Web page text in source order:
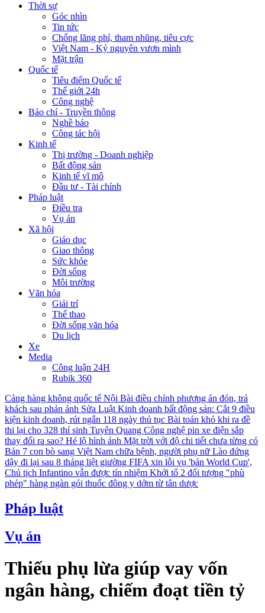
Thời sự
Góc nhìn
Tin tức
Chống lãng phí, tham nhũng, tiêu cực
Việt Nam - Kỷ nguyên vươn mình
Mặt trận
Quốc tế
Tiêu điểm Quốc tế
Thế giới 24h
Công nghệ
Báo chí - Truyền thông
Nghề báo
Công tác hội
Kinh tế
Thị trường - Doanh nghiệp
Bất động sản
Kinh tế vĩ mô
Đầu tư - Tài chính
Pháp luật
Điều tra
Vụ án
Xã hội
Giáo dục
Giao thông
Sức khỏe
Đời sống
Môi trường
Văn hóa
Giải trí
Thể thao
Đời sống văn hóa
Du lịch
Xe
Media
Công luận 24H
Rubik 360
Cảng hàng không quốc tế Nội Bài điều chỉnh phương án đón, trả
khách sau phản ánh Sửa Luật Kinh doanh bất động sản: Cắt 9 điều
kiện kinh doanh, rút ngắn 118 ngày thủ tục Bài toán khó khi ra đề
thi lại cho 328 thí sinh Tuyên Quang Công nghệ pin xe điện sắp
thay đổi ra sao? Hé lộ hình ảnh Mặt trời với độ chi tiết chưa từng có
Bán 7 con bò sang Việt Nam chữa bệnh, người phụ nữ Lào đứng
dậy đi lại sau 8 tháng liệt giường FIFA xin lỗi vụ 'bán World Cup',
Chủ tịch Infantino vẫn được tín nhiệm Khởi tố 2 đối tượng "phù
phép" hàng ngàn gói thuốc đông y dởm từ tân dược
Pháp luật
Vụ án
Thiếu phụ lừa giúp vay vốn
ngân hàng, chiếm đoạt tiền tỷ